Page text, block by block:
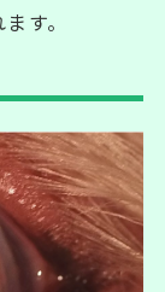
す。